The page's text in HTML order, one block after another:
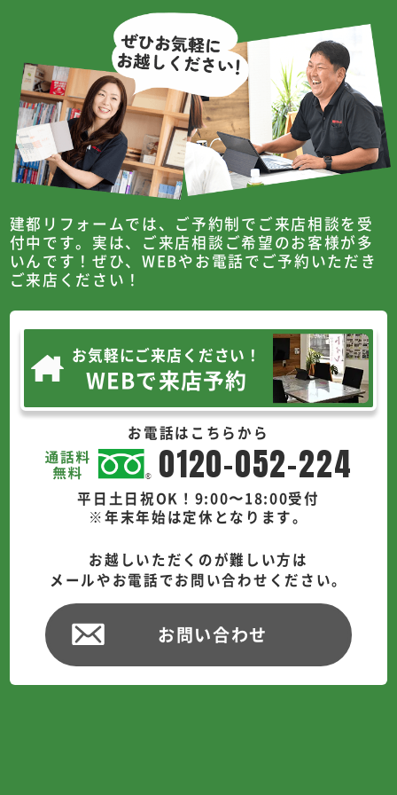
建都リフォームでは、ご予約制でご来店相談を受
付中です。 実は、ご来店相談ご希望のお客様が多
いんです！ぜひ、WEBやお電話でご予約いただき
ご来店ください！
お気軽にご来店ください！
WEBで来店予約
お電話はこちらから
0120-052-224
平日土日祝OK！9:00〜18:00受付
※年末年始は定休となります。
お越しいただくのが難しい方は
メールやお電話でお問い合わせください。
お問い合わせ